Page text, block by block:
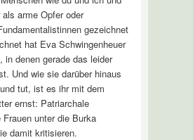
arme Opfer oder
gezeichnet
hat Eva Schwingenheuer
in denen gerade das leider
Und wie sie darüber hinaus
tut, ist es ihr mit dem
ernst: Patriarchale
unter die Burka
damit kritisieren.